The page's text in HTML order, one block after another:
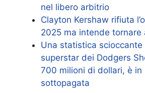
nel libero arbitrio
Clayton Kershaw rifiuta
2025 ma intende tornare
Una statistica scioccante
superstar dei Dodgers
700 milioni di dollari, è in
sottopagata